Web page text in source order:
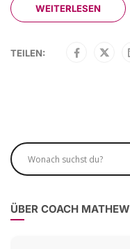
WEITERLESEN
TEILEN:
ÜBER COACH MATHEW